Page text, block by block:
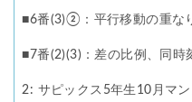
■6番(3)②：平行移動の重な
■7番(2)(3)：差の比例、同時
2: サピックス5年生10月マ
予習シリーズテキスト解説
TopGun特訓 コベツ